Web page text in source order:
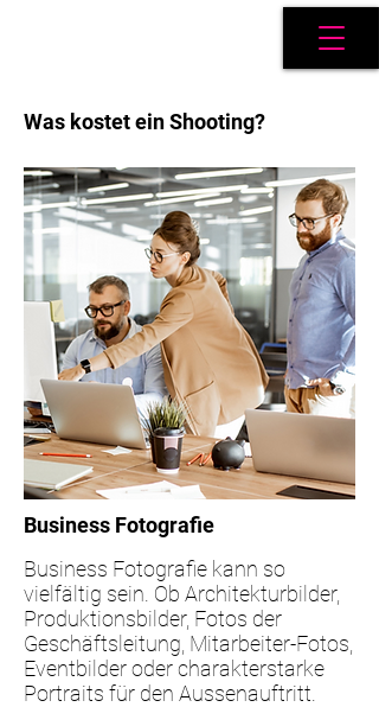
Was kostet ein Shooting?
Business Fotografie
Business Fotografie kann so
vielfältig sein. Ob Architekturbilder,
Produktionsbilder, Fotos der
Geschäftsleitung, Mitarbeiter-Fotos,
Eventbilder oder charakterstarke
Portraits für den Aussenauftritt.